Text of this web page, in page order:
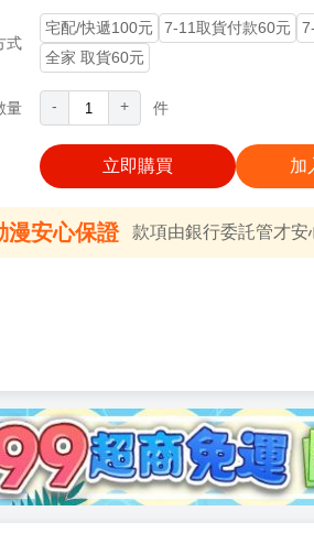
式
宅配/快遞100元 7-11取貨付款60元
全家 取貨60元
量 - + 件
立即購買 加
漫安心保證 款項由銀行委託管才安